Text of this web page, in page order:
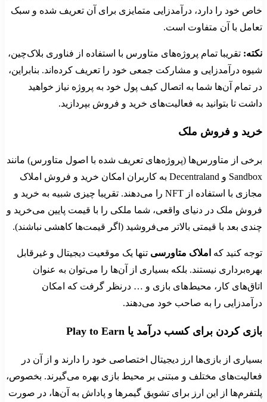
خاص خود را دارد، درآمدزایی متمایزی برای آن تعریف شده و سبک
تعامل با آن متفاوت است.
نکته: تقریبا تمام پروژه‌های متاورس با استفاده از فناوری بلاک‌چین،
شیوه درآمدزایی و مشارکت جمعی خود را تعریف کرده‌اند. بنابراین،
در تمام آن‌ها شما به اتصال کیف پول خود به پروژه نیاز خواهید
داشت تا بتوانید به فعالیت‌های خرید و فروش بپردازید.
خرید و فروش ملک
برخی از متاورس‌ها (پروژه‌های تعریف شده با اصول متاورس) مانند
Sandbox و Decentraland به کاربران امکان خرید و فروش املاک
مجازی با استفاده از NFT را می‌دهند. تقریبا چیزی شبیه به خرید و
فروش ملک در دنیای واقعی، شما ملکی را با قیمت پایین می‌خرید و
چندی بعد با قیمتی بالاتر می‌فروشید (اگر قیمت‌ها کاهشی نباشند).
توجه کنید که املاک متاورسی تنها یک موقعیت دیجیتال و غیرقابل
بهره‌برداری نیستند. بلکه بسیاری از آن‌ها را می‌توان به عنوان
اتاق‌های کار، محیط‌های بازی و … درنظر گرفت که امکان
درآمدزایی را به صاحب خود می‌دهند.
بازی کردن برای کسب درآمد یا Play to Earn
بسیاری از بازی‌ها ارز دیجیتال اختصاصی خود را دارند و از آن در
فعالیت‌های مختلف و مبتنی بر محیط بازی بهره می‌گیرند. بخصوص،
پلتفرم‌ها از این ارز برای تشویق گیمرها و پاداش به آن‌ها، در صورت